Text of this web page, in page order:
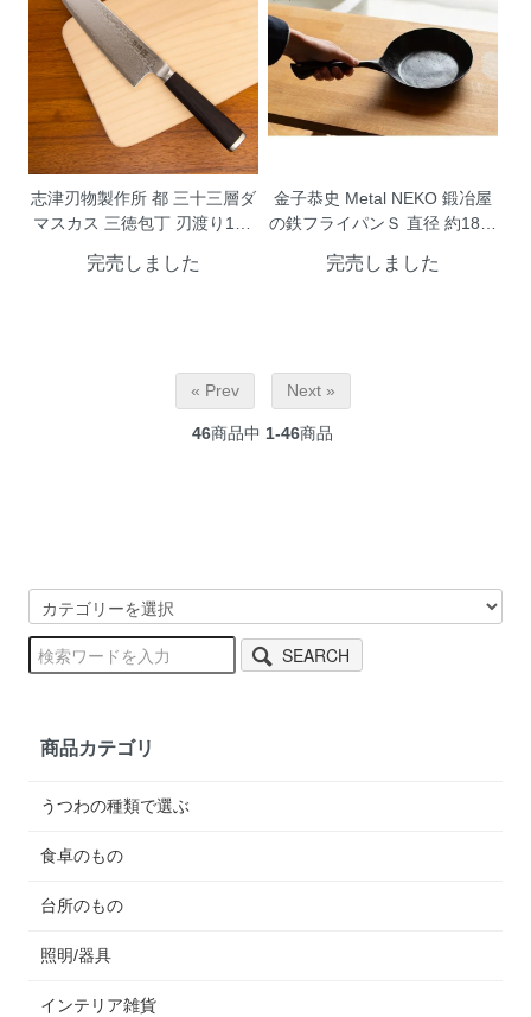
志津刃物製作所 都 三十三層ダ
マスカス 三徳包丁 刃渡り180
完売しました
金子恭史 Metal NEKO 鍛冶屋
の鉄フライパンＳ 直径 約18ｃ
完売しました
« Prev Next »
46商品中 1-46商品
SEARCH
商品カテゴリ
うつわの種類で選ぶ
食卓のもの
台所のもの
照明/器具
インテリア雑貨